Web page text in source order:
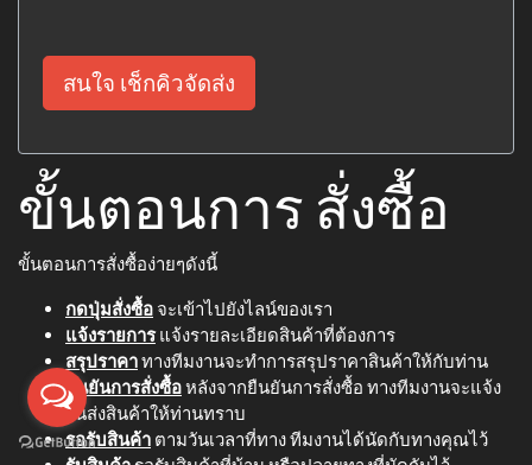
สนใจ เช็กคิวจัดส่ง
ขั้นตอนการ สั่งซื้อ
ขั้นตอนการสั่งซื้อง่ายๆดังนี้
กดปุ่มสั่งซื้อ จะเข้าไปยังไลน์ของเรา
แจ้งรายการแจ้งรายละเอียดสินค้าที่ต้องการ
สรุปราคาทางทีมงานจะทำการสรุปราคาสินค้าให้กับท่าน
ยืนยันการสั่งซื้อหลังจากยืนยันการสั่งซื้อ ทางทีมงานจะแจ้ง
วันส่งสินค้าให้ท่านทราบ
รอรับสินค้า ตามวันเวลาที่ทาง ทีมงานได้นัดกับทางคุณไว้